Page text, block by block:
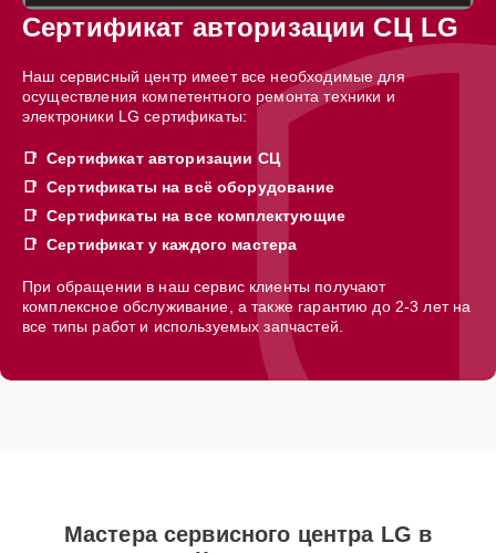
Сертификат авторизации СЦ LG
Наш сервисный центр имеет все необходимые для
осуществления компетентного ремонта техники и
электроники LG сертификаты:
Сертификат авторизации СЦ
Сертификаты на всё оборудование
Сертификаты на все комплектующие
Сертификат у каждого мастера
При обращении в наш сервис клиенты получают
комплексное обслуживание, а также гарантию до 2-3 лет на
все типы работ и используемых запчастей.
Мастера сервисного центра LG в